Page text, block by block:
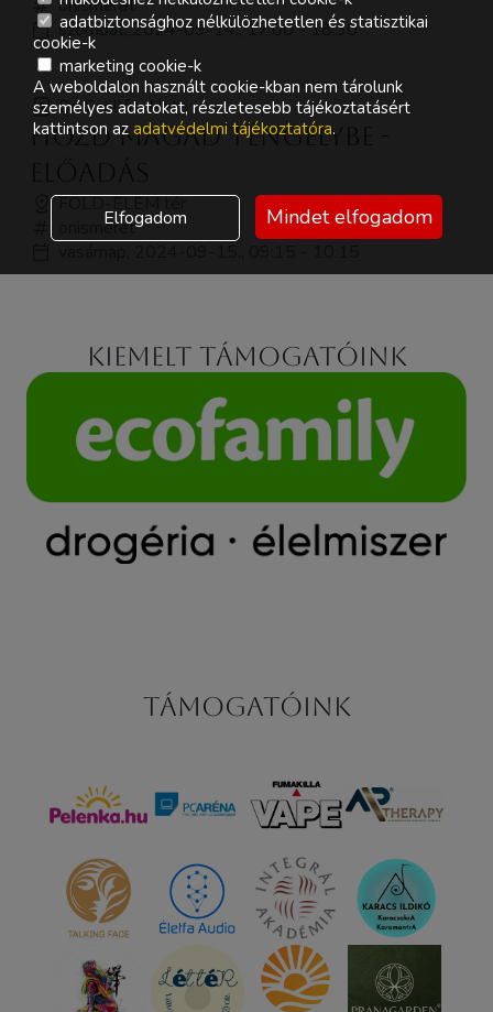
önismeret
szombat, 2024-09-14., 17:00 - 18:30
Dr. Szöllősi Netti
Hozd Magad tengelybe -
FÖLD-ELEM tér
önismeret
Kiemelt támogatóink
Támogatóink
adatbiztonsághoz nélkülözhetetlen és statisztikai
cookie-k
marketing cookie-k
A weboldalon használt cookie-kban nem tárolunk
személyes adatokat, részletesebb tájékoztatásért
kattintson az adatvédelmi tájékoztatóra.
Elfogadom Mindet elfogadom